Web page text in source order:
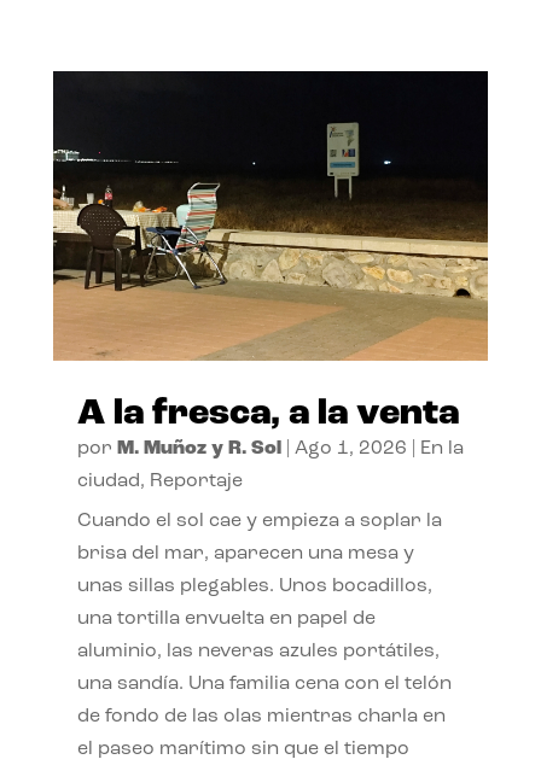
A la fresca, a la venta
por M. Muñoz y R. Sol| Ago 1, 2026
En la
ciudad, Reportaje
Cuando el sol cae y empieza a soplar la
brisa del mar, aparecen una mesa y
unas sillas plegables. Unos bocadillos,
una tortilla envuelta en papel de
aluminio, las neveras azules portátiles,
una sandía. Una familia cena con el telón
de fondo de las olas mientras charla en
el paseo marítimo sin que el tiempo